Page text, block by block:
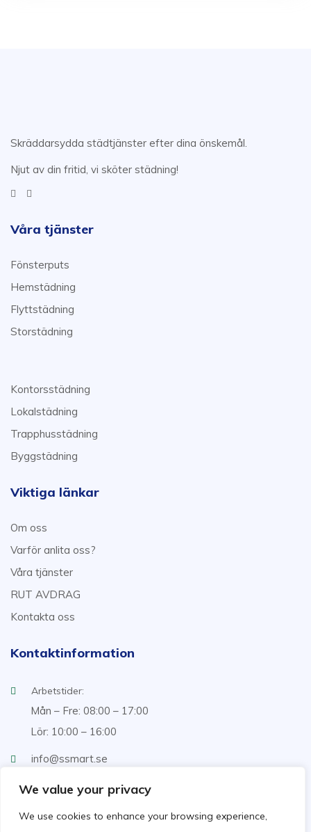
We value your privacy
We use cookies to enhance your browsing experience,
Skräddarsydda städtjänster efter dina önskemål.
Njut av din fritid, vi sköter städning!
Våra tjänster
Fönsterputs
Hemstädning
Flyttstädning
Storstädning
Kontorsstädning
Lokalstädning
Trapphusstädning
Byggstädning
Viktiga länkar
Om oss
Varför anlita oss?
Våra tjänster
RUT AVDRAG
Kontakta oss
Kontaktinformation
Arbetstider:
Mån – Fre: 08:00 – 17:00
Lör: 10:00 – 16:00
info@ssmart.se
+46707322222